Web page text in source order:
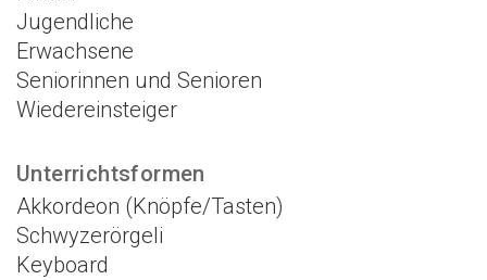
Jugendliche
Erwachsene
Seniorinnen und Senioren
Wiedereinsteiger
Unterrichtsformen
Akkordeon (Knöpfe/Tasten)
Schwyzerörgeli
Keyboard